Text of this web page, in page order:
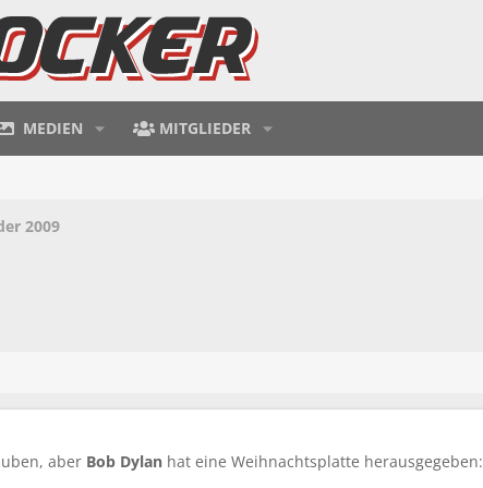
MEDIEN MITGLIEDER
2009
aber Bob Dylan hat eine Weihnachtsplatte herausgegeben: